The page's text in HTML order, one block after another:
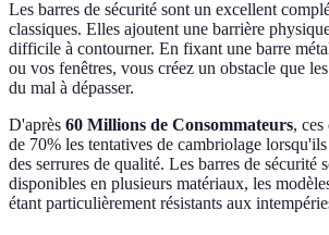
Les barres de sécurité sont un excellent
classiques. Elles ajoutent une barrière
difficile à contourner. En fixant une barre
ou vos fenêtres, vous créez un obstacle que
du mal à dépasser.
D'après 60 Millions de Consommateurs,
de 70% les tentatives de cambriolage
des serrures de qualité. Les barres de sécurité
disponibles en plusieurs matériaux, les
étant particulièrement résistants aux